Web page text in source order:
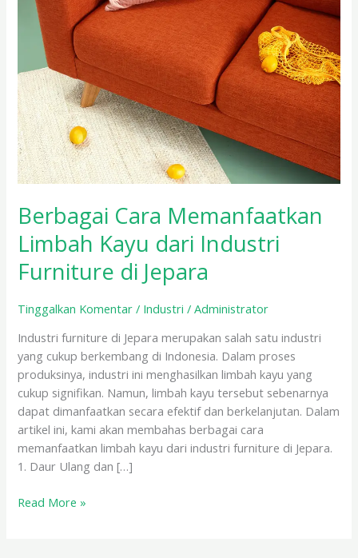
Berbagai Cara Memanfaatkan
Limbah Kayu dari Industri
Furniture di Jepara
Tinggalkan Komentar / Industri /Administrator
Industri furniture di Jepara merupakan salah satu industri
yang cukup berkembang di Indonesia. Dalam proses
produksinya, industri ini menghasilkan limbah kayu yang
cukup signifikan. Namun, limbah kayu tersebut sebenarnya
dapat dimanfaatkan secara efektif dan berkelanjutan. Dalam
artikel ini, kami akan membahas berbagai cara
memanfaatkan limbah kayu dari industri furniture di Jepara.
1. Daur Ulang dan […]
Jepara
Read More »